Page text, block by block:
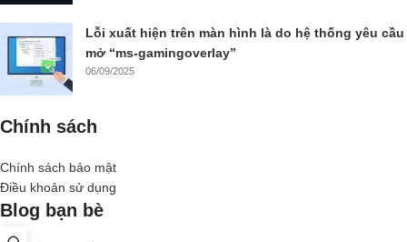
Lỗi xuất hiện trên màn hình là do hệ thống yêu cầu
mở “ms-gamingoverlay”
06/09/2025
Chính sách
Chính sách bảo mật
Điều khoản sử dụng
Blog bạn bè